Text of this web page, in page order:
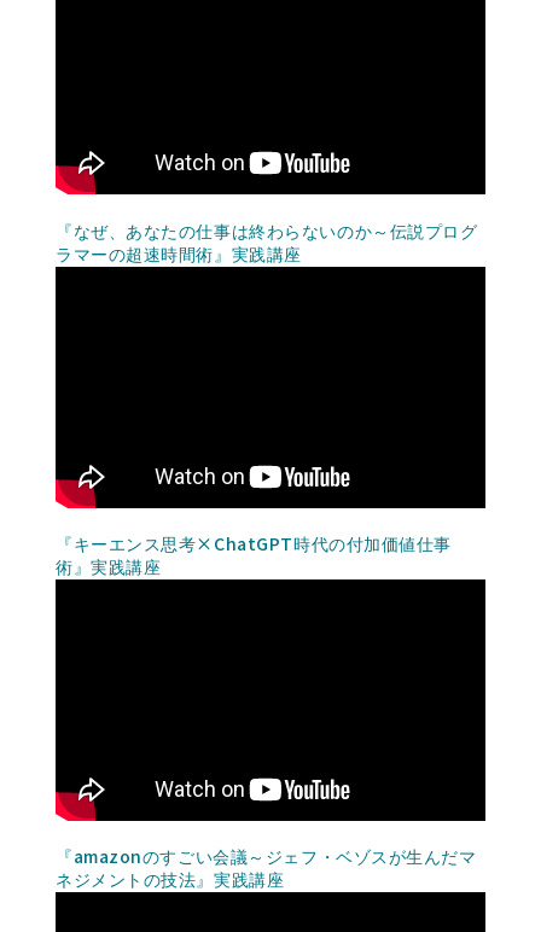
『なぜ、あなたの仕事は終わらないのか～伝説プログ
ラマーの超速時間術』実践講座
『キーエンス思考×ChatGPT時代の付加価値仕事
術』実践講座
『amazonのすごい会議～ジェフ・ベゾスが生んだマ
ネジメントの技法』実践講座